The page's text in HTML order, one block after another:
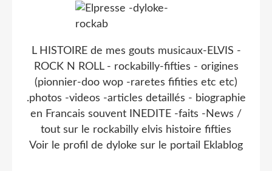
L HISTOIRE de mes gouts musicaux-ELVIS -
ROCK N ROLL - rockabilly-fifties - origines
(pionnier-doo wop -raretes fifities etc etc)
.photos -videos -articles detaillés - biographie
en Francais souvent INEDITE -faits -News /
tout sur le rockabilly elvis histoire fifties
Voir le profil de dyloke sur le portail Eklablog